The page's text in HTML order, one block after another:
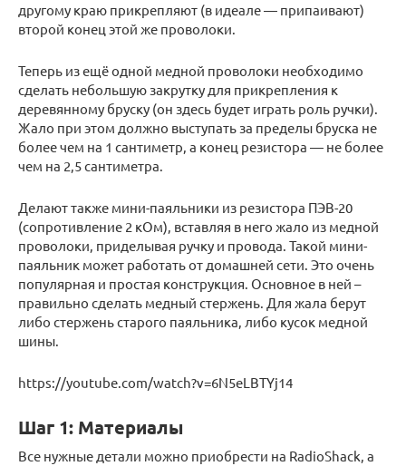
другому краю прикрепляют (в идеале — припаивают)
второй конец этой же проволоки.
Теперь из ещё одной медной проволоки необходимо
сделать небольшую закрутку для прикрепления к
деревянному бруску (он здесь будет играть роль ручки).
Жало при этом должно выступать за пределы бруска не
более чем на 1 сантиметр, а конец резистора — не более
чем на 2,5 сантиметра.
Делают также мини-паяльники из резистора ПЭВ-20
(сопротивление 2 кОм), вставляя в него жало из медной
проволоки, приделывая ручку и провода. Такой мини-
паяльник может работать от домашней сети. Это очень
популярная и простая конструкция. Основное в ней –
правильно сделать медный стержень. Для жала берут
либо стержень старого паяльника, либо кусок медной
шины.
https://youtube.com/watch?v=6N5eLBTYj14
Шаг 1: Материалы
Все нужные детали можно приобрести на RadioShack, а